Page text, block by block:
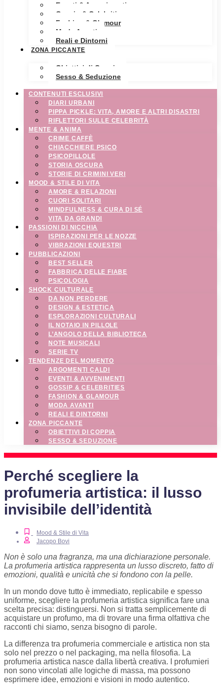
Eventi & Avvenimenti
Gossip & Celebrities
Fashion & Glamour
Moda Avanti
Reali e Dintorni
ZONA PICCANTE
Obiettivi di Coppia
Sesso & Seduzione
CONTENUTI ESCLUSIVI
DIARI URBANI
PIPPA PICKLE: VITA, AMORE E ALTRI DISASTRI
RIFLETTORI SULLE CELEBRITÀ
MENTE & ANIMA
CRIME CAFFÈ
CHIACCHIERE PSICO
PSICOPILLOLE
STORIA OSCURA
STORIE DI CRIMINI VERI
MOOD & STILE DI VITA
AMORE & RELAZIONI
CUORI SOLITARI
MINDFULNESS & CURA DI SÉ
VITA DA GRANDI
PASSIONI DI NICCHIA
ISPIRAZIONI PER LE NOZZE
VIBRAZIONI EQUESTRI
PUBBLICAZIONI
BEST SELLER
FABBRICA DELLE FIABE
PSICOLOGIA
SHOCK CULTURALE
DA NON PERDERE
DESIGN & ESTETICA
ESPLORAZIONI CULTURALI
IL NOTAIO IN PILLOLE
L’ANGOLO DELLA BIBLIOTECA
NOTE MUSICALI
SERIE TV
TENDENZE DEL MOMENTO
ARGOMENTI CALDI
EVENTI & AVVENIMENTI
GOSSIP & CELEBRITIES
FASHION & GLAMOUR
MODA AVANTI
REALI E DINTORNI
ZONA PICCANTE
OBIETTIVI DI COPPIA
SESSO & SEDUZIONE
Perché scegliere la
profumeria artistica: il lusso
invisibile dell’identità
Mood & Stile di Vita
Jacopo Bovi
Non è solo una fragranza, ma una dichiarazione personale.
La profumeria artistica rappresenta un lusso discreto, fatto di
emozioni, qualità e unicità che si fondono con la pelle.
In un mondo dove tutto è immediato, replicabile e spesso
uniforme, scegliere la profumeria artistica significa fare una
scelta precisa: distinguersi. Non si tratta semplicemente di
acquistare un profumo, ma di trovare una firma olfattiva che
racconti chi siamo, senza bisogno di parole.
La differenza tra profumeria commerciale e artistica non sta
solo nel prezzo o nel packaging, ma nella filosofia. La
profumeria artistica nasce dalla libertà creativa. I profumieri
non sono vincolati alle logiche di massa, ma possono
esprimere idee, emozioni e visioni in modo autentico.